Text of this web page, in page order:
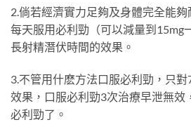
2.倘若經濟實力足夠及身體完全能夠
每天服用必利勁（可以減量到15mg
長射精潛伏時間的效果。
3.不管用什麽方法口服必利勁，只
效果，口服必利勁3次治療早泄無效
必利勁了。